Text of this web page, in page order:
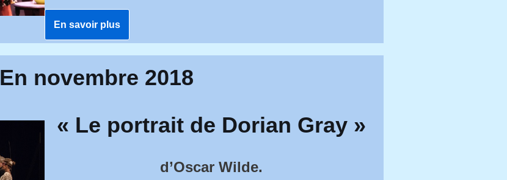
En savoir plus
En novembre 2018
« Le portrait de Dorian Gray »
d’Oscar Wilde.